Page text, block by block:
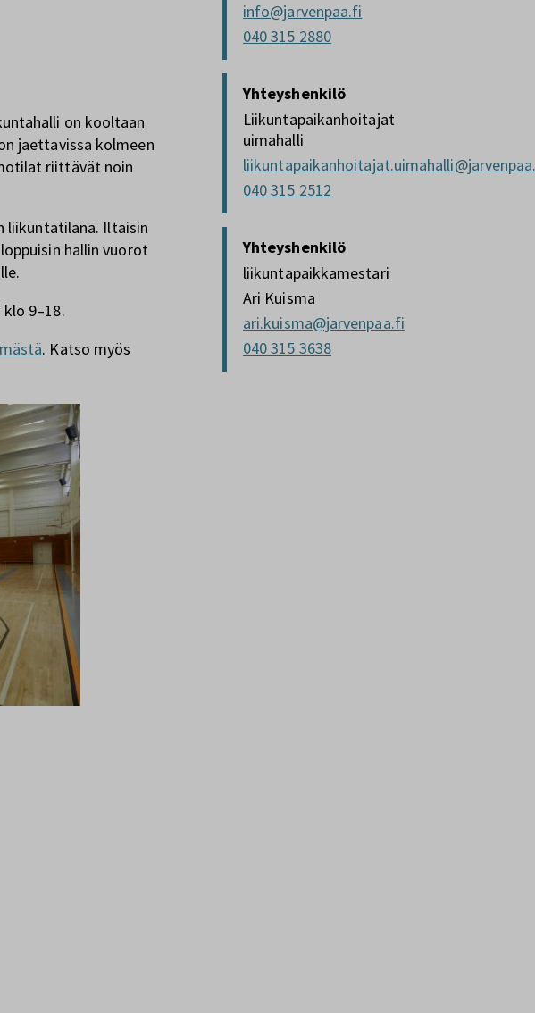
on kooltaan
jaettavissa kolmeen
riittävät noin
liikuntatilana. Iltaisin
hallin vuorot
9–18.
. Katso myös
info@jarvenpaa.fi
040 315 2880
Yhteyshenkilö
Liikuntapaikanhoitajat
uimahalli
040 315 2512
Yhteyshenkilö
liikuntapaikkamestari
Ari Kuisma
ari.kuisma@jarvenpaa.fi
040 315 3638